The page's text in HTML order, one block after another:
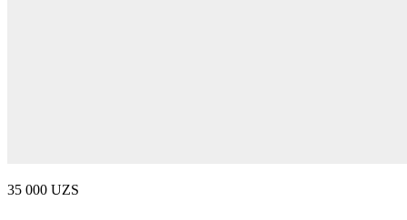
35 000 UZS